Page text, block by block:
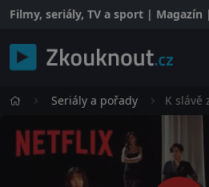
Filmy, seriály, TV a sport | Magazín
Seriály a pořady K slávě